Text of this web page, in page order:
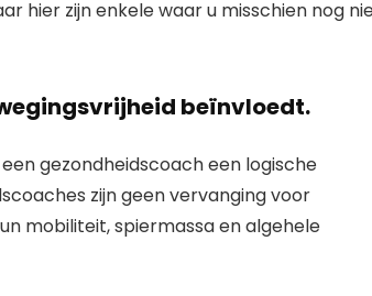
hier zijn enkele waar u misschien nog
beïnvloedt.
gezondheidscoach een logische
zijn geen vervanging voor
mobiliteit, spiermassa en algehele